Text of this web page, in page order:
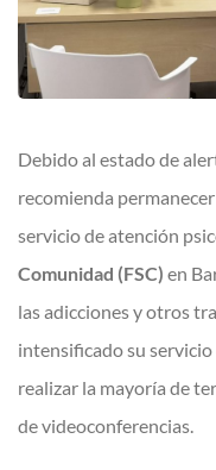
Debido al estado de
recomienda
servicio de atención
Comunidad (FSC) en
las adicciones y otros
intensificado su
realizar la mayoría de
de videoconferencias.